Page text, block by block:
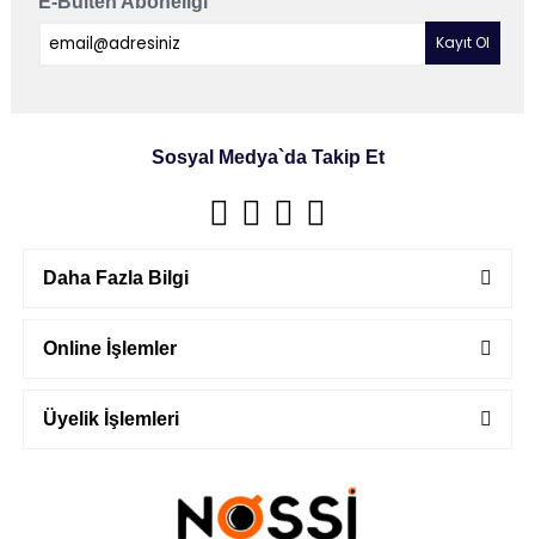
Sosyal Medya`da Takip Et
Daha Fazla Bilgi
Online İşlemler
Üyelik İşlemleri